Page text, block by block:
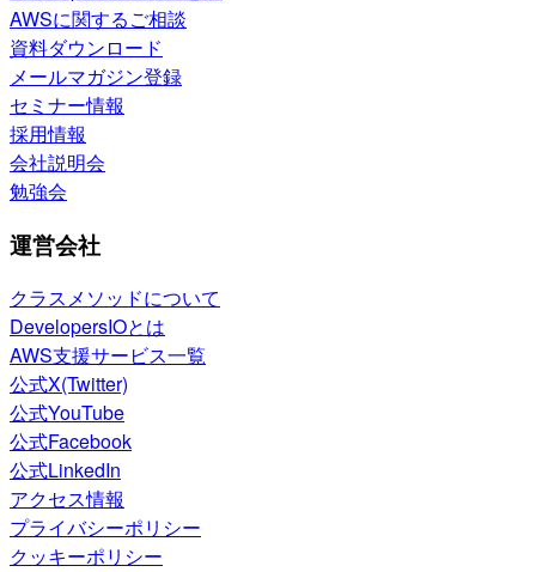
AWSに関するご相談
資料ダウンロード
メールマガジン登録
セミナー情報
採用情報
会社説明会
勉強会
運営会社
クラスメソッドについて
DevelopersIOとは
AWS支援サービス一覧
公式X(Twitter)
公式YouTube
公式Facebook
公式LinkedIn
アクセス情報
プライバシーポリシー
クッキーポリシー